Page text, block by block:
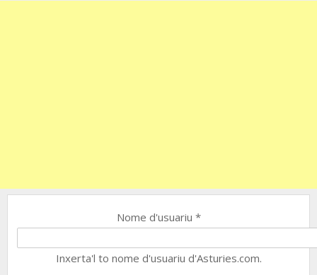
Nome d'usuariu *
Inxerta'l to nome d'usuariu d'Asturies.com.